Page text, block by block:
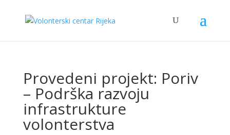
Provedeni projekt: Poriv
– Podrška razvoju
infrastrukture
volonterstva